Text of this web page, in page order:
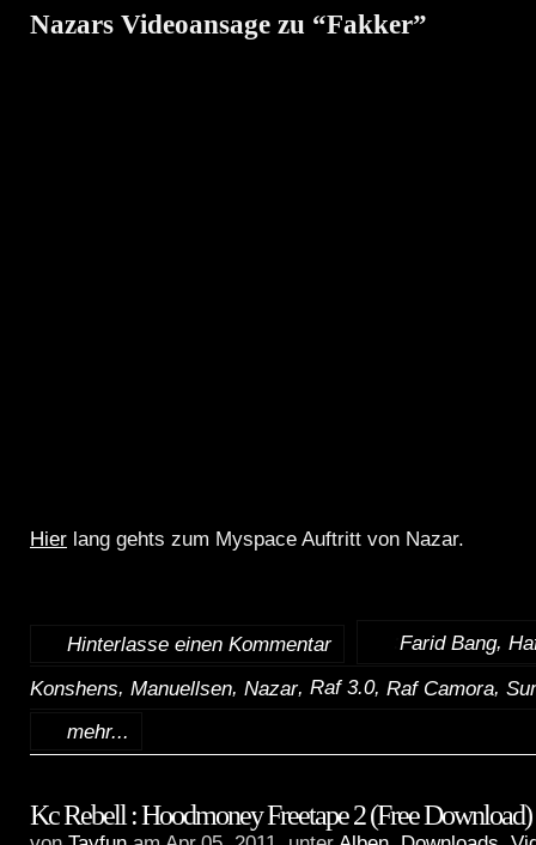
Nazars Videoansage zu “Fakker”
Hier lang gehts zum Myspace Auftritt von Nazar.
Hinterlasse einen Kommentar Farid Bang,
Konshens, Manuellsen, Nazar, Raf 3.0, Raf Camora,
mehr...
Kc Rebell : Hoodmoney Freetape 2 (Free Download)